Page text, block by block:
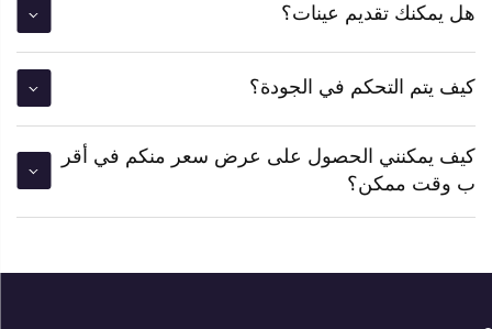
هل يمكنك تقديم عينات؟
كيف يتم التحكم في الجودة؟
كيف يمكنني الحصول على عرض سعر منكم في أقر
ب وقت ممكن؟